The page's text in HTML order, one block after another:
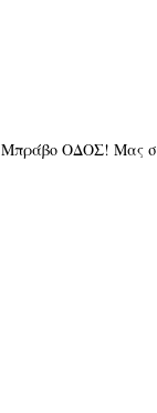
Μπράβο ΟΔΟΣ! Μας